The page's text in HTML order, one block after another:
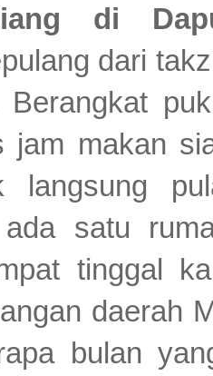
di
dari
jam makan
langsung
ada satu
tinggal
daerah
bulan